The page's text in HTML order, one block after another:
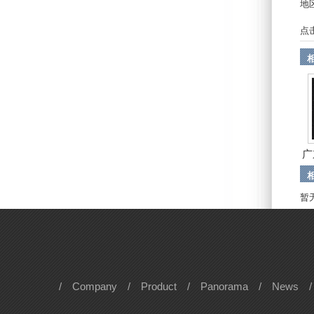
地
点
暂
/ Company / Product / Panorama / News /